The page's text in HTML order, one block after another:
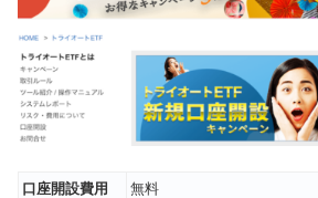
口座開設費用
無料